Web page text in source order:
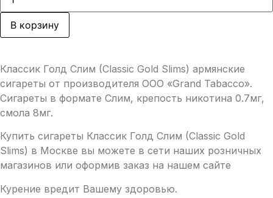
Сигареты
Классик
Голд
Слим
Slims)
В корзину
Классик Голд Слим (Classic Gold Slims) армянские
сигареты от производителя ООО «Grand Tabacco».
Сигареты в формате Слим, крепость никотина 0.7мг,
смола 8мг.
Купить сигареты Классик Голд Слим (Classic Gold
Slims) в Москве вы можете в сети наших розничных
магазинов или оформив заказ на нашем сайте
Курение вредит Вашему здоровью.